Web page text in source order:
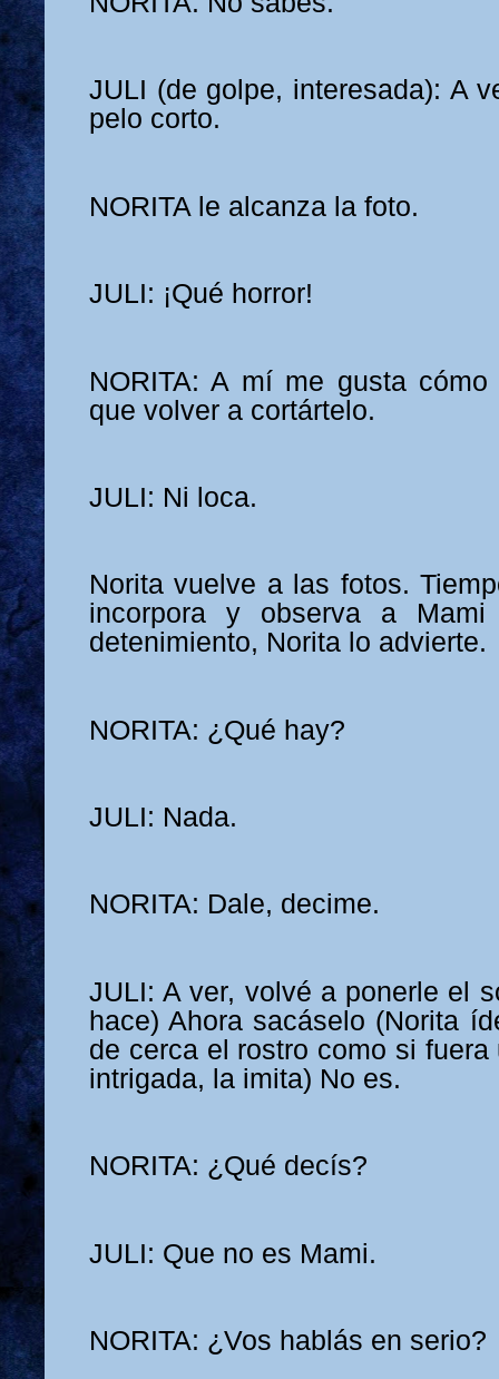
JULI (de golpe, interesada): A
pelo corto.
NORITA le alcanza la foto.
JULI: ¡Qué horror!
NORITA: A mí me gusta
que volver a cortártelo.
JULI: Ni loca.
Norita vuelve a las fotos.
incorpora y observa a
detenimiento, Norita lo advierte.
NORITA: ¿Qué hay?
JULI: Nada.
NORITA: Dale, decime.
JULI: A ver, volvé a ponerle el
hace) Ahora sacáselo (Norita
de cerca el rostro como si
intrigada, la imita) No es.
NORITA: ¿Qué decís?
JULI: Que no es Mami.
NORITA: ¿Vos hablás en serio?